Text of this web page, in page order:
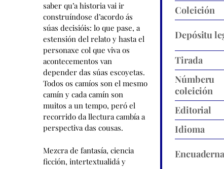
saber qu’a historia vai ir
construíndose d’acordo ás
súas decisióis: lo que pase, a
estensión del relato y hasta el
personaxe col que viva os
acontecementos van
depender das súas escoyetas.
Todos os camíos son el mesmo
camín y cada camín son
muitos a un tempo, peró el
recorrido da llectura cambía a
perspectiva das cousas.
Mezcra de fantasía, ciencia
ficción, intertextualidá y
Coleición
Depósitu
Tirada
Númberu
coleición
Editorial
Idioma